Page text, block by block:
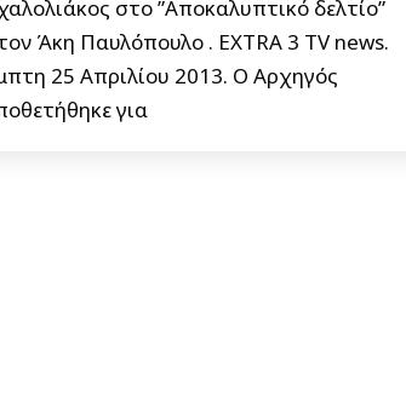
στο ”Αποκαλυπτικό δελτίο”
Άκη Παυλόπουλο . EXTRA 3 TV news.
25 Απριλίου 2013. Ο Αρχηγός
για